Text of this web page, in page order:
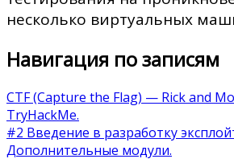
несколько виртуальных
Навигация по записям
CTF (Capture the Flag) — Rick and
TryHackMe.
#2 Введение в разработку
Дополнительные модули.